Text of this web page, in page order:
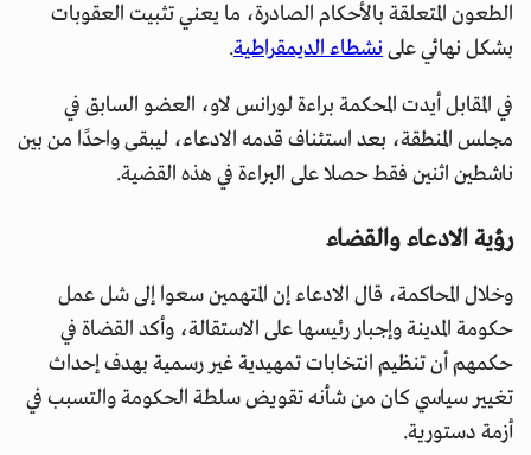
الطعون المتعلقة بالأحكام الصادرة، ما يعني تثبيت العقوبات
بشكل نهائي علىنشطاء الديمقراطية.
في المقابل أيدت المحكمة براءة لورانس لاو، العضو السابق في
مجلس المنطقة، بعد استئناف قدمه الادعاء، ليبقى واحدًا من بين
ناشطين اثنين فقط حصلا على البراءة في هذه القضية.
رؤية الادعاء والقضاء
وخلال المحاكمة، قال الادعاء إن المتهمين سعوا إلى شل عمل
حكومة المدينة وإجبار رئيسها على الاستقالة، وأكد القضاة في
حكمهم أن تنظيم انتخابات تمهيدية غير رسمية بهدف إحداث
تغيير سياسي كان من شأنه تقويض سلطة الحكومة والتسبب في
أزمة دستورية.